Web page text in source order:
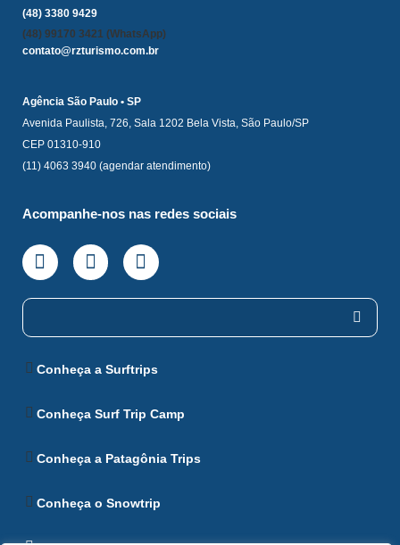
(48) 3380 9429
(48) 99170 3421 (WhatsApp)
contato@rzturismo.com.br
Agência São Paulo • SP
Avenida Paulista, 726, Sala 1202 Bela Vista, São Paulo/SP
CEP 01310-910
(11) 4063 3940 (agendar atendimento)
Acompanhe-nos nas redes sociais
Conheça a Surftrips
Conheça Surf Trip Camp
Conheça a Patagônia Trips
Conheça o Snowtrip